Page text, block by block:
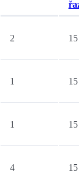
2
1
1
4